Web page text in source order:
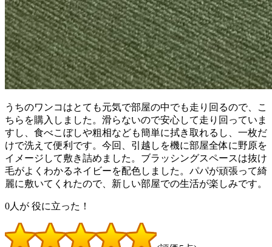
うちのワンコはとても元気で部屋の中でも走り回るので、こ
ちらを購入しました。滑らないので安心して走り回っていま
すし、食べこぼしや粗相なども簡単に拭き取れるし、一枚だ
けで洗えて便利です。今回、引越しを機に部屋全体に野原を
イメージして敷き詰めました。ブラッシングスペースは抜け
毛がよくわかるネイビーを配色しました。パパが頑張って綺
麗に敷いてくれたので、新しい部屋での生活が楽しみです。
0人が 役に立った！